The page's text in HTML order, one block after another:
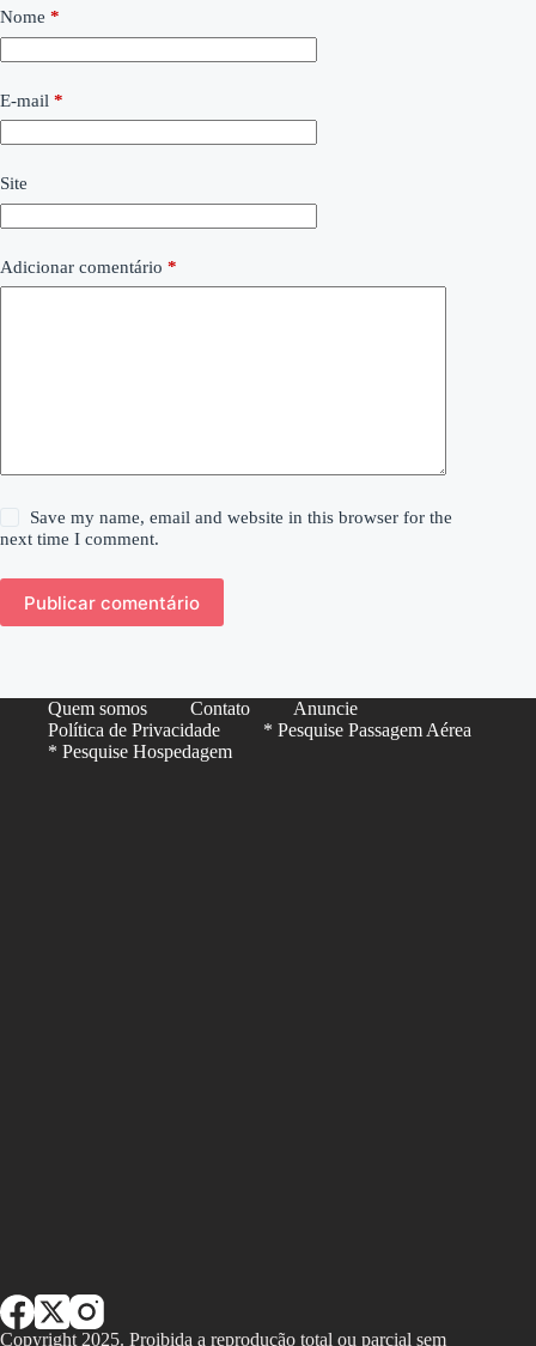
Nome *
E-mail *
Site
Adicionar comentário *
Save my name, email and website in this browser for the
next time I comment.
Publicar comentário
Quem somos Contato
Anuncie
Política de Privacidade
* Pesquise Passagem Aérea
* Pesquise Hospedagem
Copyright 2025. Proibida a reprodução total ou parcial sem